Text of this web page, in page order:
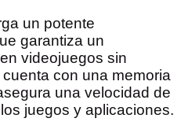
un potente
garantiza un
videojuegos sin
con una memoria
una velocidad de
juegos y aplicaciones.